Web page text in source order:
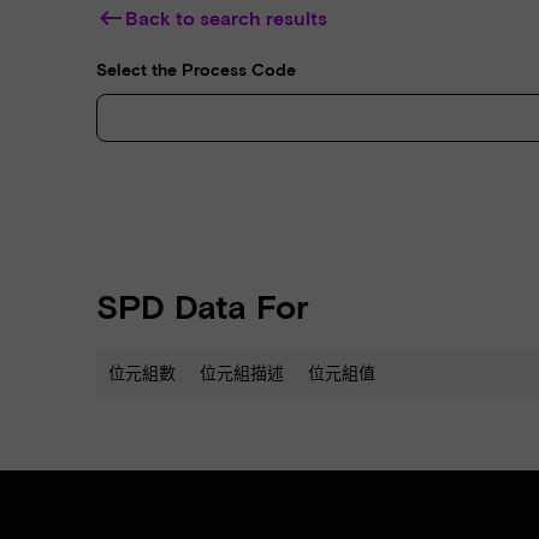
keyboard_backspace Back to search results
Select the Process Code
SPD Data For
位元組數 位元組描述 位元組值